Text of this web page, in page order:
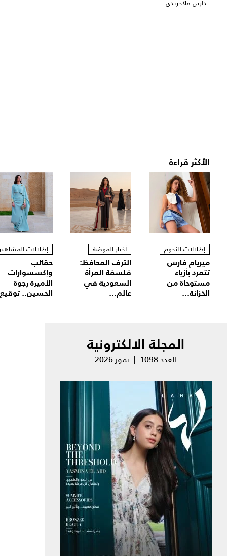
دارين ماكجريدي
الأكثر قراءة
إطلالات النجوم
ميريام فارس
تتمرد بأزياء
مستوحاة من
الخزانة...
أخبار الموضة
الترف المحافظ:
فلسفة المرأة
السعودية في
عالم...
إطلالات
حقائب
وإكسسوارات
الأميرة رجوة
الحسين..
المجلة الالكترونية
العدد 1098 | تموز 2026